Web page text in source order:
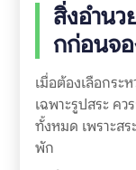
สิ่งอำนว
กก่อนจ
เมื่อต้องเลือกระ
เฉพาะรูปสระ คว
ทั้งหมด เพราะส
พัก